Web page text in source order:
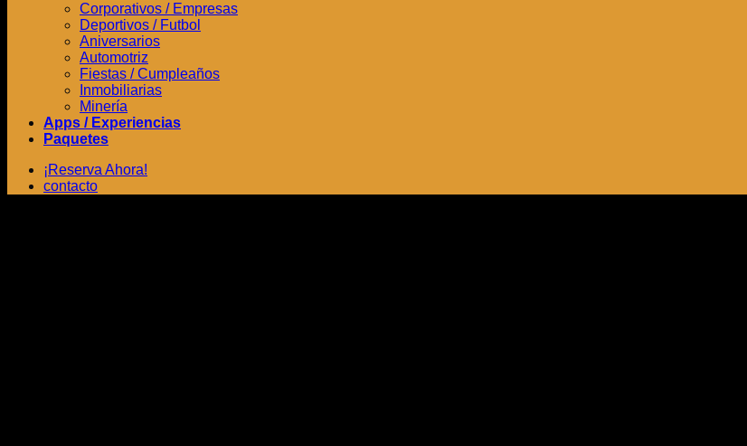
Corporativos / Empresas
Deportivos / Futbol
Aniversarios
Automotriz
Fiestas / Cumpleaños
Inmobiliarias
Minería
Apps / Experiencias
Paquetes
¡Reserva Ahora!
contacto